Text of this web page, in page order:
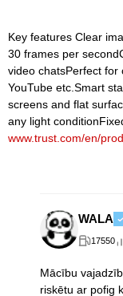
Key features Clear
30 frames per
video chatsPerfect for
YouTube etc.Smart
screens and flat
any light
www.trust.com/en/
WALA
17550
Mācību
riskētu ar pofig